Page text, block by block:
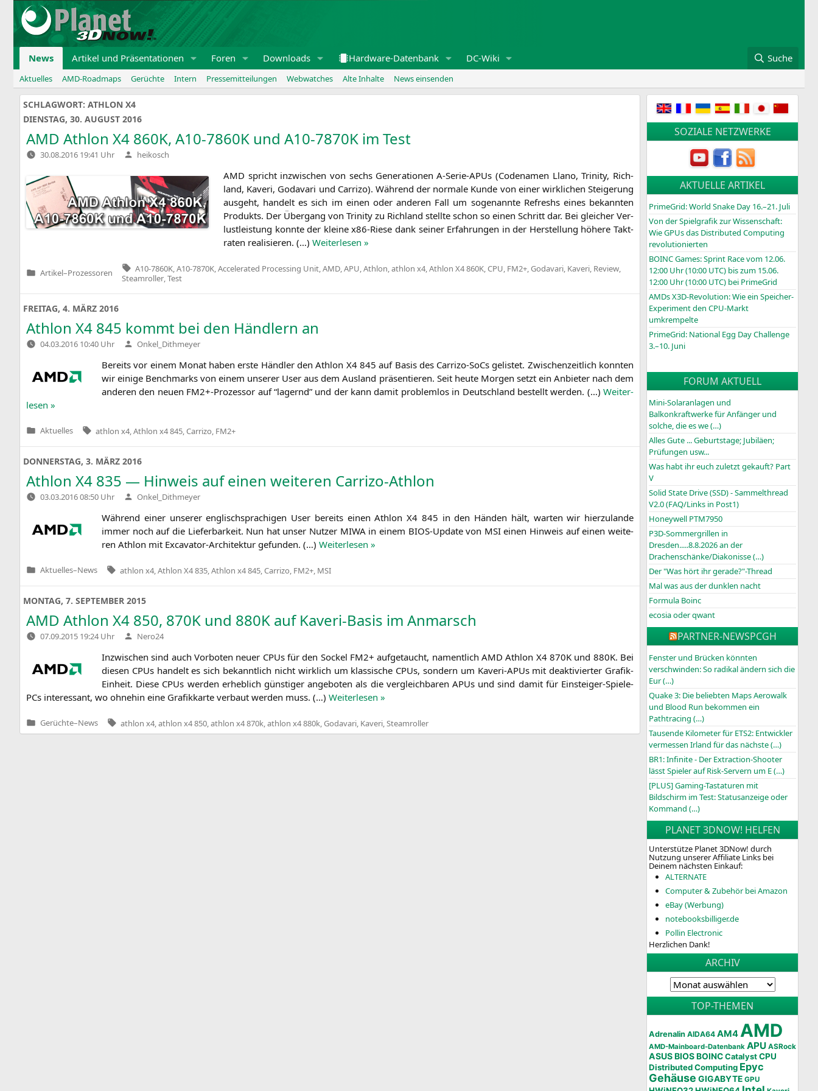
Zum
Inhalt
springen
News Artikel und Präsentationen Foren Downloads Hardware-Datenbank DC-Wiki Suche
Aktuelles AMD-Roadmaps Gerüchte Intern Pressemitteilungen Webwatches Alte Inhalte News einsenden
SCHLAGWORT: ATHLON X4
DIENSTAG, 30. AUGUST 2016
AMD Athlon X4 860K, A10-7860K und A10-7870K im Test
30.08.2016 19:41 Uhr Verfasst
von
heikosch
AMD spricht inzwi­schen von sechs Gene­ra­tio­nen A‑Se­rie-APUs (Code­na­men Llano, Tri­ni­ty, Rich­
land, Kaveri, Goda­va­ri und Car­ri­zo). Wäh­rend der nor­ma­le Kun­de von einer wirk­li­chen Stei­ge­rung
aus­geht, han­delt es sich im einen oder ande­ren Fall um soge­nann­te Refreshs eines bekann­ten
Pro­dukts. Der Über­gang von Tri­ni­ty zu Rich­land stell­te schon so einen Schritt dar. Bei glei­cher Ver­
lust­leis­tung konn­te der klei­ne x86-Rie­se dank sei­ner Erfah­run­gen in der Her­stel­lung höhe­re Takt­
ra­ten rea­li­sie­ren. (…) Wei­ter­le­sen »
Veröffentlicht
Artikel–Prozessoren
Tags:
A10-7860K A10-7870K Accelerated Processing Unit AMD APU Athlon athlon x4 Athlon X4 860K CPU FM2+ Godavari Kaveri Review
Steamroller, Test
FREITAG, 4. MÄRZ 2016
Athlon X4 845 kommt bei den Händlern an
04.03.2016 10:40 Uhr Verfasst
von
Onkel_Dithmeyer
Bereits vor einem Monat haben ers­te Händ­ler den Ath­lon X4845 auf Basis des Car­ri­zo-SoCs gelis­tet. Zwi­schen­zeit­lich konn­ten
wir eini­ge Bench­marks von einem unse­rer User aus dem Aus­land prä­sen­tie­ren. Seit heu­te Mor­gen setzt ein Anbie­ter nach dem
ande­ren den neu­en FM2+-Prozessor auf “lagernd” und der kann damit pro­blem­los in Deutsch­land bestellt wer­den. (…) Wei­ter­
le­sen »
Veröffentlicht
Aktuelles Tags:
athlon x4 Athlon x4 845 Carrizo FM2+
DONNERSTAG, 3. MÄRZ 2016
Athlon X4 835 — Hinweis auf einen weiteren Carrizo-Athlon
03.03.2016 08:50 Uhr Verfasst
von
Onkel_Dithmeyer
Wäh­rend einer unse­rer eng­lisch­spra­chi­gen User bereits einen Ath­lon X4 845 in den Hän­den hält, war­ten wir hier­zu­lan­de
immer noch auf die Lie­fer­bar­keit. Nun hat unser Nut­zer MIWA in einem BIOS-Update von MSIeinen Hin­weis auf einen wei­te­
ren Ath­lon mit Excava­tor-Archi­tek­tur gefun­den. (…) Wei­ter­le­sen »
Veröffentlicht
Aktuelles–News Tags:
athlon x4 Athlon X4 835 Athlon x4 845 Carrizo FM2+ MSI
MONTAG, 7. SEPTEMBER 2015
AMD Athlon X4 850, 870K und 880K auf Kaveri-Basis im Anmarsch
07.09.2015 19:24 Uhr Verfasst
von
Nero24
Inzwi­schen sind auch Vor­bo­ten neu­er CPUs für den Sockel FM2+ auf­ge­taucht, nament­lich AMD Ath­lon X4 870K und 880K. Bei
die­sen CPUs han­delt es sich bekannt­lich nicht wirk­lich um klas­si­sche CPUs, son­dern um Kaveri-APUs mit deak­ti­vier­ter Gra­fik-
Ein­heit. Die­se CPUs wer­den erheb­lich güns­ti­ger ange­bo­ten als die ver­gleich­ba­ren APUs und sind damit für Ein­stei­ger-Spie­le-
PCs inter­es­sant, wo ohne­hin eine Gra­fik­kar­te ver­baut wer­den muss. (…) Wei­ter­le­sen »
Veröffentlicht
in
Gerüchte–News Tags:
athlon x4 athlon x4 850 athlon x4 870k athlon x4 880k Godavari Kaveri Steamroller
SOZIALE NETZWERKE
AKTUELLE ARTIKEL
PrimeGrid: World Snake Day 16.–21. Juli
Von der Spielgrafik zur Wissenschaft:
Wie GPUs das Distributed Computing
revolutionierten
BOINCGames: Sprint Race vom 12.06.
12:00 Uhr (10:00 UTC) bis zum 15.06.
12:00 Uhr (10:00 UTC) bei PrimeGrid
AMDs X3D-Revolution: Wie ein Speicher-
Experiment den CPU-Markt
umkrempelte
PrimeGrid: National Egg Day Challenge
3.–10. Juni
FORUM AKTUELL
Mini-Solaranlagen und
Balkonkraftwerke für Anfänger und
solche, die es we (…)
Alles Gute ... Geburtstage; Jubiläen;
Prüfungen usw...
Was habt ihr euch zuletzt gekauft? Part
V
Solid State Drive (SSD) - Sammelthread
V2.0 (FAQ/Links in Post1)
Honeywell PTM7950
P3D-Sommergrillen in
Dresden.....8.8.2026 an der
Drachenschänke/Diakonisse (…)
Der "Was hört ihr gerade?"-Thread
Mal was aus der dunklen nacht
Formula Boinc
ecosia oder qwant
PARTNER-NEWSPCGH
Fenster und Brücken könnten
verschwinden: So radikal ändern sich die
Eur (…)
Quake 3: Die beliebten Maps Aerowalk
und Blood Run bekommen ein
Pathtracing (…)
Tausende Kilometer für ETS2: Entwickler
vermessen Irland für das nächste (…)
BR1: Infinite - Der Extraction-Shooter
lässt Spieler auf Risk-Servern um E (…)
[PLUS] Gaming-Tastaturen mit
Bildschirm im Test: Statusanzeige oder
Kommand (…)
PLANET 3DNOW! HELFEN
Unterstütze Planet 3DNow! durch
Nutzung unserer Affiliate Links bei
Deinem nächsten Einkauf:
ALTERNATE
Computer & Zubehör bei Amazon
eBay (Werbung)
notebooksbilliger.de
Pollin Electronic
Herzlichen Dank!
ARCHIV
TOP-THEMEN
Adrenalin AIDA64 AM4AMD
AMD-Mainboard-Datenbank APU ASRock
ASUSBIOSBOINC Catalyst CPU
Distributed Computing Epyc
Gehäuse GIGABYTE GPU